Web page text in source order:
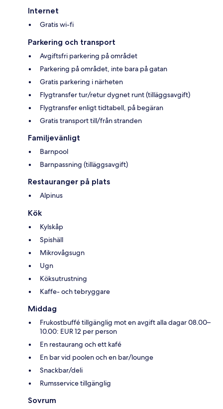
Internet
Gratis wi-fi
Parkering och transport
Avgiftsfri parkering på området
Parkering på området, inte bara på gatan
Gratis parkering i närheten
Flygtransfer tur/retur dygnet runt (tilläggsavgift)
Flygtransfer enligt tidtabell, på begäran
Gratis transport till/från stranden
Familjevänligt
Barnpool
Barnpassning (tilläggsavgift)
Restauranger på plats
Alpinus
Kök
Kylskåp
Spishäll
Mikrovågsugn
Ugn
Köksutrustning
Kaffe- och tebryggare
Middag
Frukostbuffé tillgänglig mot en avgift alla dagar 08.00–
10.00: EUR 12 per person
En restaurang och ett kafé
En bar vid poolen och en bar/lounge
Snackbar/deli
Rumsservice tillgänglig
Sovrum